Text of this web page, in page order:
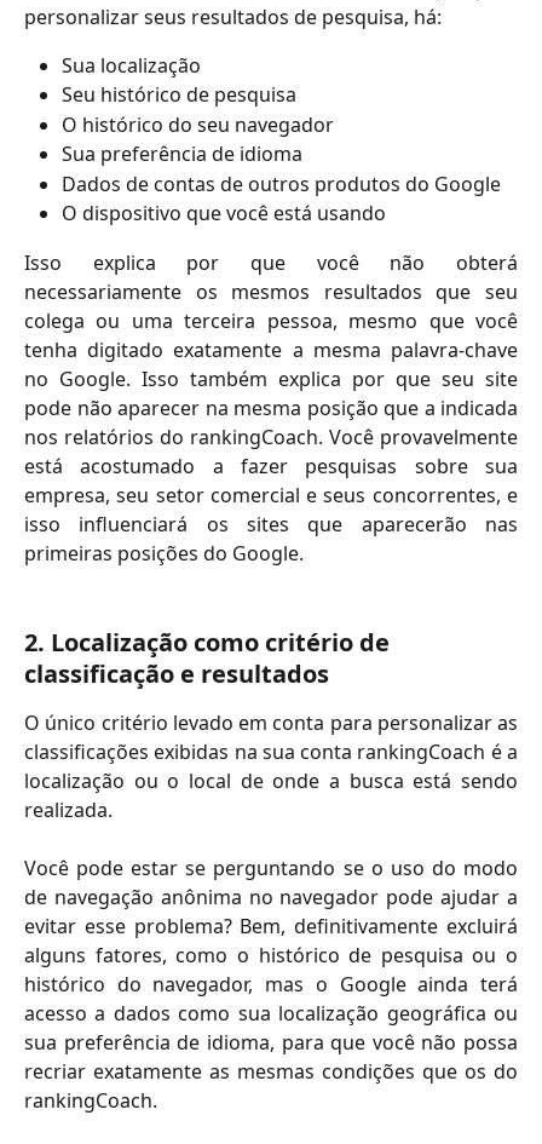
personalizar seus resultados de pesquisa, há:
Sua localização
Seu histórico de pesquisa
O histórico do seu navegador
Sua preferência de idioma
Dados de contas de outros produtos do Google
O dispositivo que você está usando
Isso explica por que você não obterá
necessariamente os mesmos resultados que seu
colega ou uma terceira pessoa, mesmo que você
tenha digitado exatamente a mesma palavra-chave
no Google. Isso também explica por que seu site
pode não aparecer na mesma posição que a indicada
nos relatórios do rankingCoach. Você provavelmente
está acostumado a fazer pesquisas sobre sua
empresa, seu setor comercial e seus concorrentes, e
isso influenciará os sites que aparecerão nas
primeiras posições do Google.
2. Localização como critério de
classificação e resultados
O único critério levado em conta para personalizar as
classificações exibidas na sua conta rankingCoach é a
localização ou o local de onde a busca está sendo
realizada.
Você pode estar se perguntando se o uso do modo
de navegação anônima no navegador pode ajudar a
evitar esse problema? Bem, definitivamente excluirá
alguns fatores, como o histórico de pesquisa ou o
histórico do navegador, mas o Google ainda terá
acesso a dados como sua localização geográfica ou
sua preferência de idioma, para que você não possa
recriar exatamente as mesmas condições que os do
rankingCoach.